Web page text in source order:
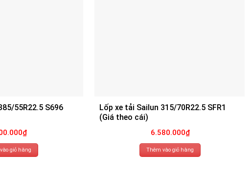
55R22.5 S696
₫
giỏ hàng
Lốp xe tải Sailun 315/70R22.5 SFR1
(Giá theo cái)
6.580.000₫
Thêm vào giỏ hàng